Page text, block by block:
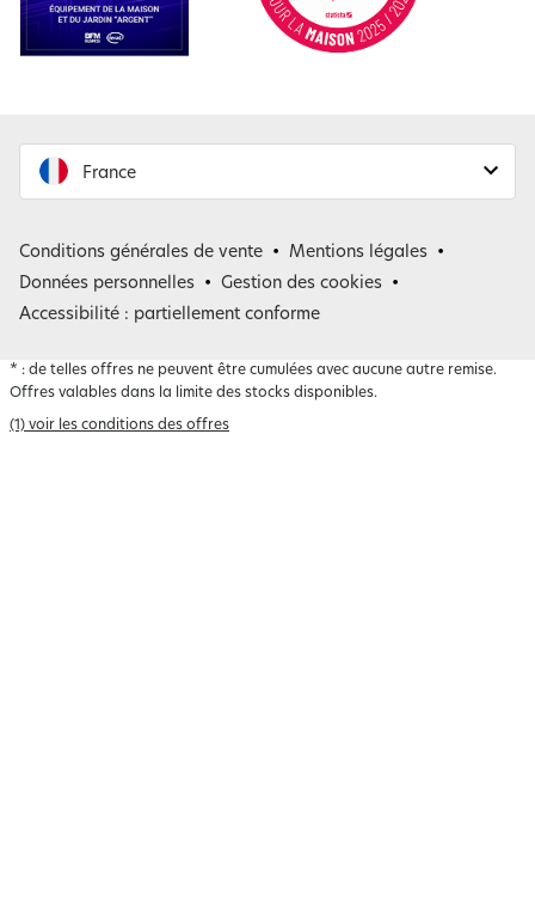
France
Belgique
Conditions générales de vente
Mentions légales
Données personnelles
Gestion des cookies
Accessibilité : partiellement conforme
* : de telles offres ne peuvent être cumulées avec aucune autre remise.
Offres valables dans la limite des stocks disponibles.
(1) voir les conditions des offres